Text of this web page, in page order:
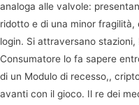
analoga alle valvole:
ridotto e di una minor
login. Si attraversano
Consumatore lo fa sapere
di un Modulo di recesso,,
avanti con il gioco. Il re dei